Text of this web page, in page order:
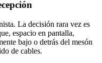
La decisión rara vez es
espacio en pantalla,
bajo o detrás del mesón
de cables.